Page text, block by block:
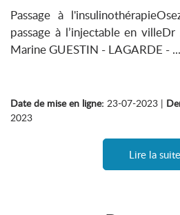
Passage à
passage à l’injectable en
Marine GUESTIN - LAGARDE - ...
Date de mise en ligne: 23-07-2023 |
2023
Lire la suite